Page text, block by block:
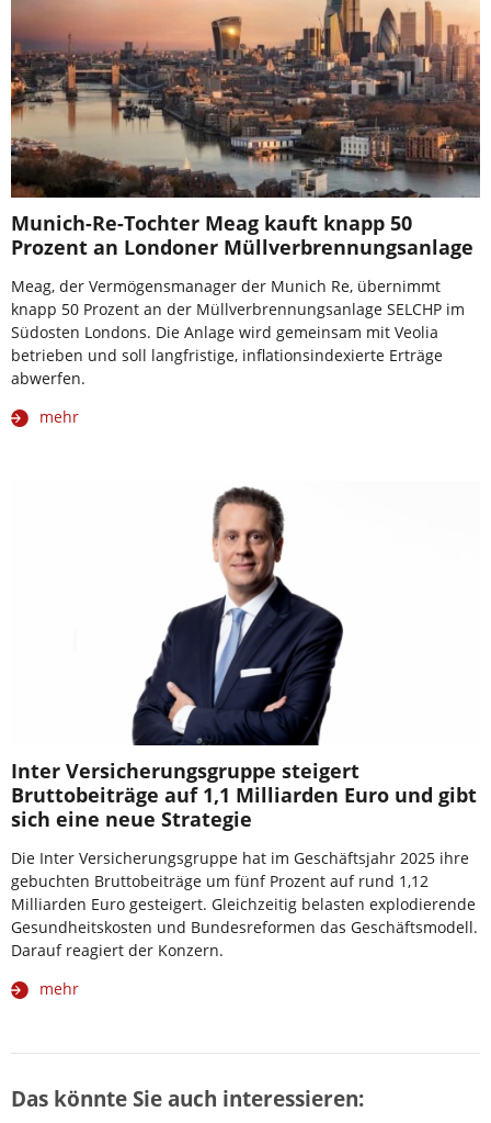
Munich-Re-Tochter Meag kauft knapp 50
Prozent an Londoner Müllverbrennungsanlage
Meag, der Vermögensmanager der Munich Re, übernimmt
knapp 50 Prozent an der Müllverbrennungsanlage SELCHP im
Südosten Londons. Die Anlage wird gemeinsam mit Veolia
betrieben und soll langfristige, inflationsindexierte Erträge
abwerfen.
mehr
Inter Versicherungsgruppe steigert
Bruttobeiträge auf 1,1 Milliarden Euro und gibt
sich eine neue Strategie
Die Inter Versicherungsgruppe hat im Geschäftsjahr 2025 ihre
gebuchten Bruttobeiträge um fünf Prozent auf rund 1,12
Milliarden Euro gesteigert. Gleichzeitig belasten explodierende
Gesundheitskosten und Bundesreformen das Geschäftsmodell.
Darauf reagiert der Konzern.
mehr
Das könnte Sie auch interessieren: